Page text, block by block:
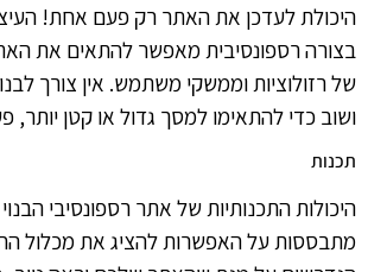
היכולת לעדכן את האתר רק פעם אחת!
בצורה רספונסיבית מאפשר להתאים את האתר
של רזולוציות וממשקי משתמש. אין צורך
ושוב כדי להתאימו למסך גדול או קטן יותר,
תכנות
היכולות התכנותיות של אתר רספונסיבי
מתבססות על האפשרות להציג את מכלול